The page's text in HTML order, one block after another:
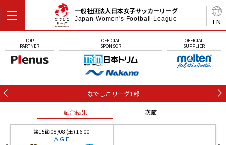
EN
一般社団法人日本女子サッカーリーグ
Japan Women's Football League
TOP
PARTNER
OFFICIAL
SPONSOR
OFFICIAL
SUPPLIER
なでしこリーグ1部
試合結果 次節
第15節 08/08 (土) 16:00
ＡＧＦ